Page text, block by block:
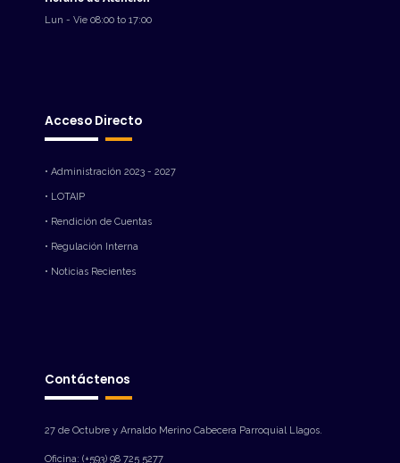
Lun - Vie 08:00 to 17:00
Acceso Directo
• Administración 2023 - 2027
• LOTAIP
• Rendición de Cuentas
• Regulación Interna
• Noticias Recientes
Contáctenos
27 de Octubre y Arnaldo Merino Cabecera Parroquial Llagos.
Oficina: (+593) 98 725 5277